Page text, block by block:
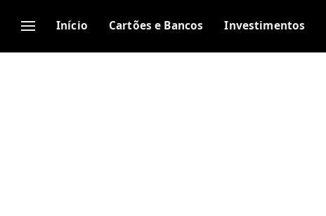
Início Cartões e Bancos Investimentos